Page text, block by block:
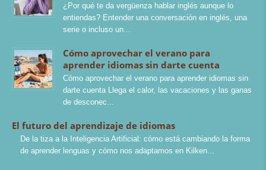
¿Por qué te da vergüenza hablar inglés aunque lo
entiendas? Entender una conversación en inglés, una
serie o incluso un
Cómo aprovechar el verano para
aprender idiomas sin darte cuenta
Cómo aprovechar el verano para aprender idiomas sin
darte cuenta Llega el calor, las vacaciones y las ganas
de desconec
El futuro del aprendizaje de idiomas
De la tiza a la Inteligencia Artificial: cómo está cambiando la forma
de aprender lenguas y cómo nos adaptamos en Kilken